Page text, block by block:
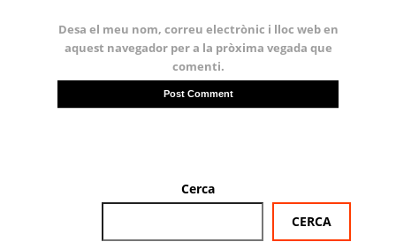
Desa el meu nom, correu electrònic i lloc web en
aquest navegador per a la pròxima vegada que
comenti.
Cerca
CERCA